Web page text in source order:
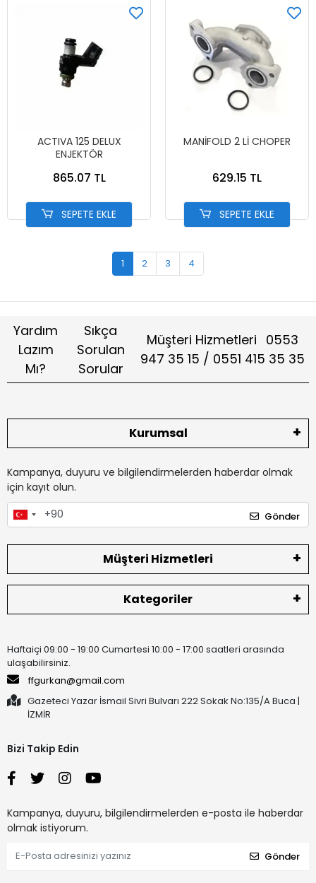
ACTIVA 125 DELUX
ENJEKTÖR
865.07 TL
SEPETE EKLE
MANİFOLD 2 Lİ CHOPER
629.15 TL
SEPETE EKLE
1 2 3 4
Yardım
Lazım
Mı?
Sıkça
Sorulan
Sorular
Müşteri Hizmetleri 0553
947 35 15 / 0551 415 35 35
Kurumsal
Kampanya, duyuru ve bilgilendirmelerden haberdar olmak
için kayıt olun.
Gönder
Müşteri Hizmetleri
Kategoriler
Haftaiçi 09:00 - 19:00 Cumartesi 10:00 - 17:00 saatleri arasında
ulaşabilirsiniz.
ffgurkan@gmail.com
Gazeteci Yazar İsmail Sivri Bulvarı 222 Sokak No:135/A Buca |
İZMİR
Bizi Takip Edin
Kampanya, duyuru, bilgilendirmelerden e-posta ile haberdar
olmak istiyorum.
Gönder